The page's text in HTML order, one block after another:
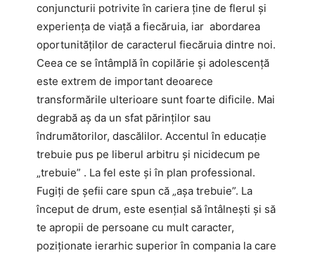
conjuncturii potrivite în cariera ține de flerul și
experiența de viață a fiecăruia, iar abordarea
oportunităților de caracterul fiecăruia dintre noi.
Ceea ce se întâmplă în copilărie și adolescență
este extrem de important deoarece
transformările ulterioare sunt foarte dificile. Mai
degrabă aș da un sfat părinților sau
îndrumătorilor, dascălilor. Accentul în educație
trebuie pus pe liberul arbitru și nicidecum pe
„trebuie” . La fel este și în plan professional.
Fugiți de șefii care spun că „așa trebuie”. La
început de drum, este esențial să întâlnești și să
te apropii de persoane cu mult caracter,
poziționate ierarhic superior în compania la care